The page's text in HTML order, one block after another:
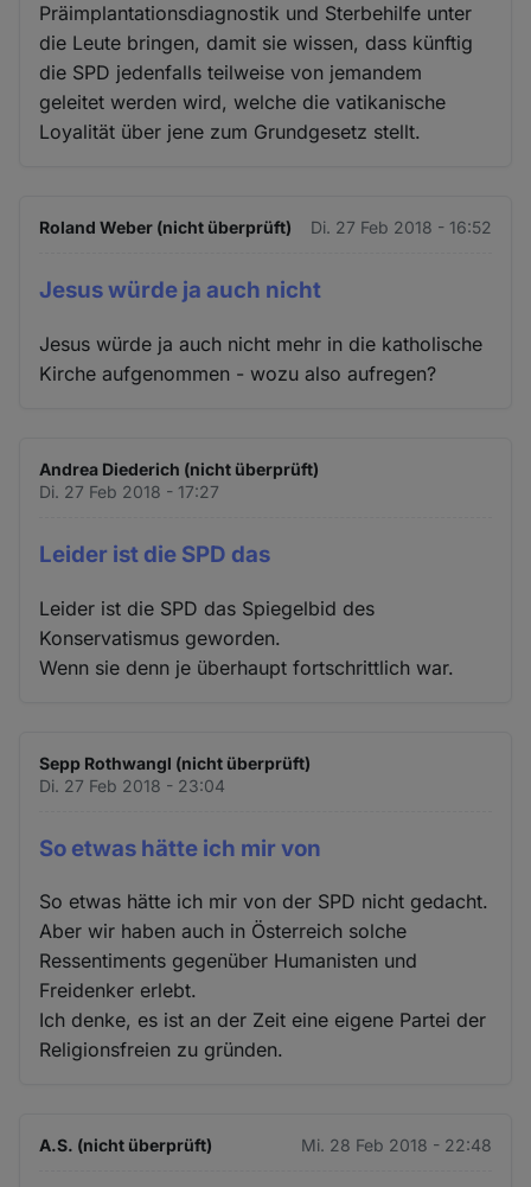
Präimplantationsdiagnostik und Sterbehilfe unter
die Leute bringen, damit sie wissen, dass künftig
die SPD jedenfalls teilweise von jemandem
geleitet werden wird, welche die vatikanische
Loyalität über jene zum Grundgesetz stellt.
Roland Weber (nicht überprüft) Di. 27 Feb 2018 - 16:52
Jesus würde ja auch nicht
Jesus würde ja auch nicht mehr in die katholische
Kirche aufgenommen - wozu also aufregen?
Andrea Diederich (nicht überprüft)
Di. 27 Feb 2018 - 17:27
Leider ist die SPD das
Leider ist die SPD das Spiegelbid des
Konservatismus geworden.
Wenn sie denn je überhaupt fortschrittlich war.
Sepp Rothwangl (nicht überprüft)
Di. 27 Feb 2018 - 23:04
So etwas hätte ich mir von
So etwas hätte ich mir von der SPD nicht gedacht.
Aber wir haben auch in Österreich solche
Ressentiments gegenüber Humanisten und
Freidenker erlebt.
Ich denke, es ist an der Zeit eine eigene Partei der
Religionsfreien zu gründen.
A.S. (nicht überprüft) Mi. 28 Feb 2018 - 22:48